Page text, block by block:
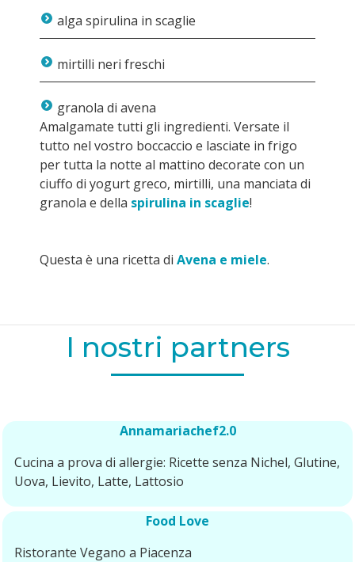
alga spirulina in scaglie
mirtilli neri freschi
granola di avena
Amalgamate tutti gli ingredienti. Versate il
tutto nel vostro boccaccio e lasciate in frigo
per tutta la notte al mattino decorate con un
ciuffo di yogurt greco, mirtilli, una manciata di
granola e della spirulina in scaglie!
Questa è una ricetta di Avena e miele.
I nostri partners
Annamariachef2.0
Cucina a prova di allergie: Ricette senza Nichel, Glutine,
Uova, Lievito, Latte, Lattosio
Food Love
Ristorante Vegano a Piacenza